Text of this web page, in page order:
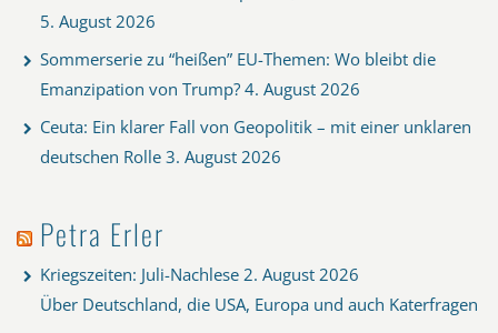
5. August 2026
Sommerserie zu “heißen” EU-Themen: Wo bleibt die
Emanzipation von Trump? 4. August 2026
Ceuta: Ein klarer Fall von Geopolitik – mit einer unklaren
deutschen Rolle 3. August 2026
Petra Erler
Kriegszeiten: Juli-Nachlese 2. August 2026
Über Deutschland, die USA, Europa und auch Katerfragen